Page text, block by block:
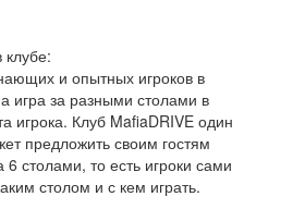
клубе:
и опытных игроков в
игра за разными столами в
игрока. Клуб MafiaDRIVE один
предложить своим гостям
6 столами, то есть игроки сами
столом и с кем играть.